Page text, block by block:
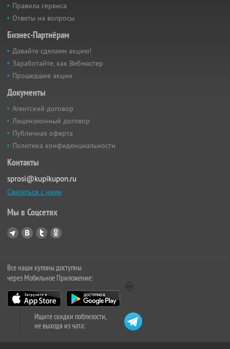
Правила сервиса
Ответы на вопросы
Бизнес-Партнёрам
Давайте сделаем акцию!
Заработайте, как Вебмастер
Прошедшие акции
Документы
Агентский договор
Лицензионный договор
Публичная оферта
Политика конфиденциальности
Контакты
sprosi@kupikupon.ru
Связаться с нами
Мы в Соцсетях
Все наши купоны доступны
через Мобильное Приложение:
Ищите скидки поблизости,
не выходя из чата: